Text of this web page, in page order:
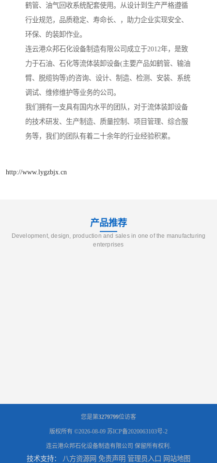
鹤管、油气回收系统配套使用。从设计到生产严格遵循
行业规范，品质稳定、寿命长、，助力企业实现安全、
环保、的装卸作业。
连云港众邦石化设备制造有限公司成立于2012年，是致
力于石油、石化等流体装卸设备(主要产品如鹤管、输油
臂、脱缆钩等)的咨询、设计、制造、检测、安装、系统
调试、维修维护等业务的公司。
我们拥有一支具有国内水平的团队，对于流体装卸设备
的技术研发、生产制造、质量控制、项目管理、综合服
务等，我们的团队有着二十余年的行业经验积累。
http://www.lygzbjx.cn
产品推荐
Development, design, production and sales in one of the manufacturing
enterprises
您是第3279799位访客
版权所有 ©2026-08-09 苏ICP备2020063103号-2
连云港众邦石化设备制造有限公司 保留所有权利.
技术支持： 八方资源网 免责声明 管理员入口 网站地图